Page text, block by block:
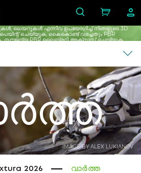
ലെയറുകൾ എന്നിവ ഉപയോഗിച്ച് നിങ്ങളുടെ 3D
ചെയ്യുക, കൈകൊണ്ട് വരച്ചതും PBR
സൗജന്യ PBR ലൈബ്രറി ആക്സസ് ചെയ്യുക,
IMAGE BY ALEX LUKIANOV
2026 വാർത്ത